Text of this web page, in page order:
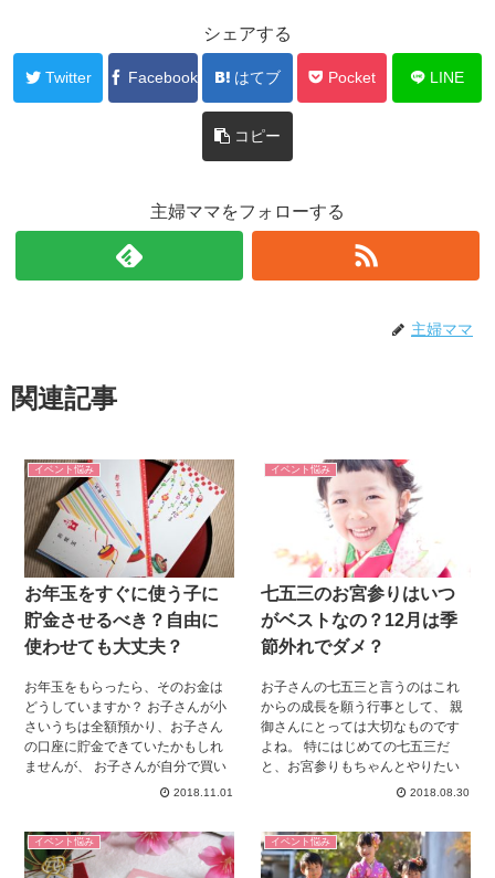
シェアする
Twitter Facebook はてブ Pocket LINE
コピー
主婦ママをフォローする
主婦ママ
関連記事
イベント悩み
お年玉をすぐに使う子に
貯金させるべき？自由に
使わせても大丈夫？
お年玉をもらったら、そのお金は
どうしていますか？ お子さんが小
さいうちは全額預かり、お子さん
の口座に貯金できていたかもしれ
ませんが、 お子さんが自分で買い
物ができるようになったら、その
したり、 全額お子さんに任せた
り・・・ お子さんの経済的な教育
2018.11.01
イベント悩み
七五三のお宮参りはいつ
がベストなの？12月は季
節外れでダメ？
お子さんの七五三と言うのはこれ
からの成長を願う行事として、 親
御さんにとっては大切なものです
よね。 特にはじめての七五三だ
と、お宮参りもちゃんとやりたい
って、 思う親御さんは多いでしょ
今回はそんなお宮参りのタイミン
グをお伝えします。 これから七五
2018.08.30
イベント悩み イベント悩み